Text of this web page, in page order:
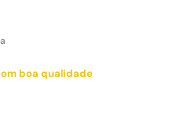
boa qualidade